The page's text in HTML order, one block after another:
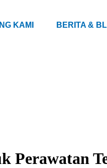
KAMI BERITA &
Perawatan